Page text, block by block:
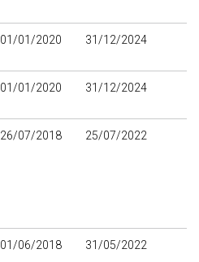
01/01/2020 31/12/2024
01/01/2020 31/12/2024
26/07/2018 25/07/2022
01/06/2018 31/05/2022